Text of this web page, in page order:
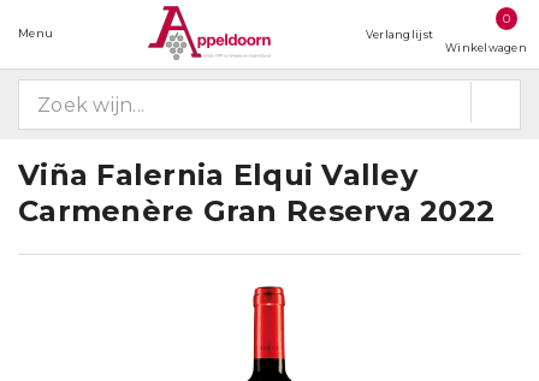
Menu Verlanglijst
0
Winkelwagen
Viña Falernia Elqui Valley
Carmenère Gran Reserva 2022